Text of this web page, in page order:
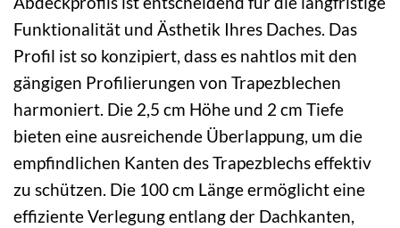
Funktionalität und Ästhetik Ihres Daches. Das
Profil ist so konzipiert, dass es nahtlos mit den
gängigen Profilierungen von Trapezblechen
harmoniert. Die 2,5 cm Höhe und 2 cm Tiefe
bieten eine ausreichende Überlappung, um die
empfindlichen Kanten des Trapezblechs effektiv
zu schützen. Die 100 cm Länge ermöglicht eine
effiziente Verlegung entlang der Dachkanten,